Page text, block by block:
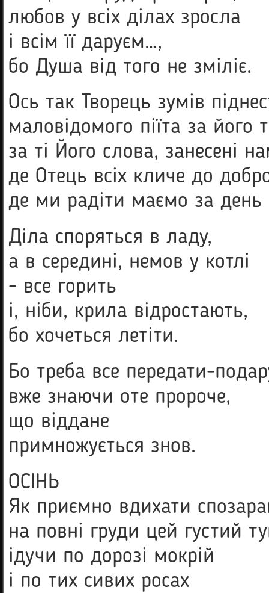
любов у всіх ділах зросла
і всім її даруєм…,
бо Душа від того не зміліє.
Ось так Творець зумів
маловідомого піїта за його
за ті Його слова, занесені
де Отець всіх кличе до
де ми радіти маємо за
Діла споряться в ладу,
а в середині, немов у котлі
- все горить
і, ніби, крила відростають,
бо хочеться летіти.
Бо треба все передати-
вже знаючи оте пророче,
що віддане
примножується знов.
ОСІНЬ
Як приємно вдихати
на повні груди цей густий
ідучи по дорозі мокрій
і по тих сивих росах